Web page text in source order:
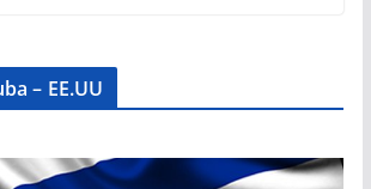
– EE.UU